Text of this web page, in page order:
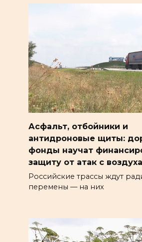
Асфальт, отбойники и
антидроновые щиты:
фонды научат
защиту от атак с воздуха
Российские трассы ждут
перемены — на них